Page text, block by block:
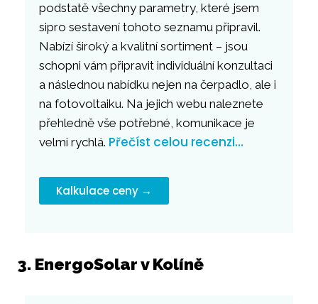
podstatě všechny parametry, které jsem
sipro sestavení tohoto seznamu připravil.
Nabízí široký a kvalitní sortiment – jsou
schopni vám připravit individuální konzultaci
a následnou nabídku nejen na čerpadlo, ale i
na fotovoltaiku. Na jejich webu naleznete
přehledně vše potřebné, komunikace je
velmi rychlá. Přečíst celou recenzi…
Kalkulace ceny →
3. EnergoSolar v Kolíně